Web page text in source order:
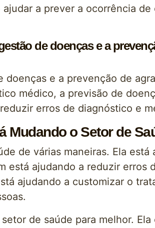
a prever a ocorrência
de doenças e a
e a prevenção de
médico, a previsão de
erros de diagnóstico e
Mudando o Setor de
de várias maneiras. Ela está
está ajudando a reduzir erros
ajudando a customizar o
de saúde para melhor.